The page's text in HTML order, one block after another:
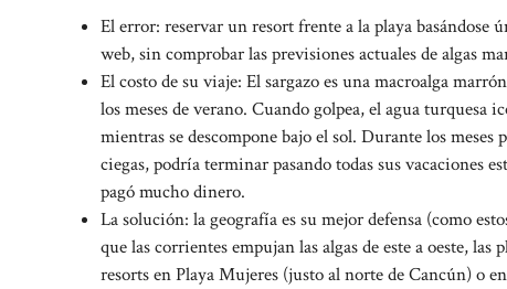
El error: reservar un resort frente a la playa basándose
web, sin comprobar las previsiones actuales de algas
El costo de su viaje: El sargazo es una macroalga
los meses de verano. Cuando golpea, el agua
mientras se descompone bajo el sol. Durante los
ciegas, podría terminar pasando todas sus vacaciones
pagó mucho dinero.
La solución: la geografía es su mejor defensa (como
que las corrientes empujan las algas de este a oeste,
resorts en Playa Mujeres (justo al norte de Cancún) o